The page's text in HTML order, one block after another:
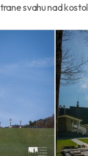
svahu nad